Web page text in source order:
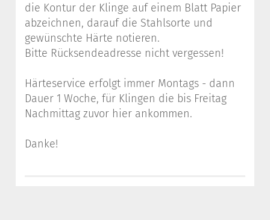
die Kontur der Klinge auf einem Blatt Papier
abzeichnen, darauf die Stahlsorte und
gewünschte Härte notieren.
Bitte Rücksendeadresse nicht vergessen!
Härteservice erfolgt immer Montags - dann
Dauer 1 Woche, für Klingen die bis Freitag
Nachmittag zuvor hier ankommen.
Danke!